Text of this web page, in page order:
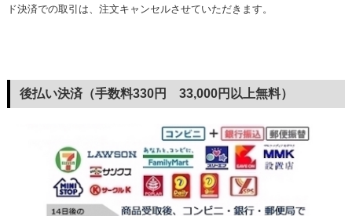
ド決済での取引は、注文キャンセルさせていただきます。
後払い決済（手数料330円 33,000円以上無料）